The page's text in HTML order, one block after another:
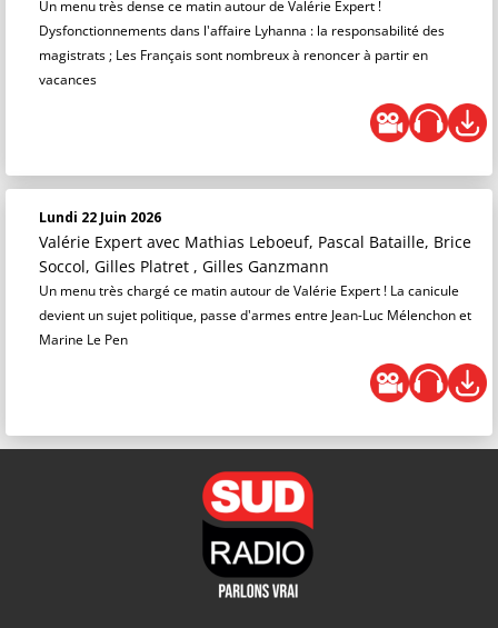
Un menu très dense ce matin autour de Valérie Expert !
Dysfonctionnements dans l'affaire Lyhanna : la responsabilité des
magistrats ; Les Français sont nombreux à renoncer à partir en
vacances
Lundi 22 Juin 2026
Valérie Expert avec Mathias Leboeuf, Pascal Bataille, Brice
Soccol, Gilles Platret , Gilles Ganzmann
Un menu très chargé ce matin autour de Valérie Expert ! La canicule
devient un sujet politique, passe d'armes entre Jean-Luc Mélenchon et
Marine Le Pen